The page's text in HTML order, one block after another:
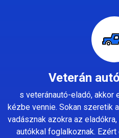
Veterán
s veteránautó-eladó, akkor
kézbe vennie. Sokan szeretik
vadásznak azokra az
autókkal foglalkoznak.